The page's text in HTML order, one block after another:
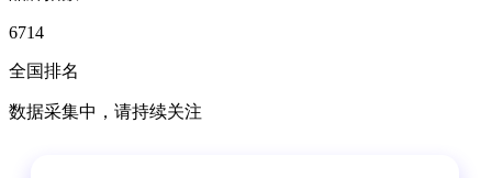
6714
全国排名
数据采集中，请持续关注